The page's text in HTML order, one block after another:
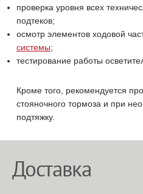
проверка уровня всех
подтеков;
осмотр элементов ходовой
системы;
тестирование работы
Кроме того, рекомендуется
стояночного тормоза и при
подтяжку.
Доставка